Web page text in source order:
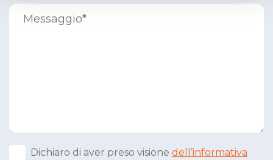
Dichiaro di aver preso visione dell’informativa